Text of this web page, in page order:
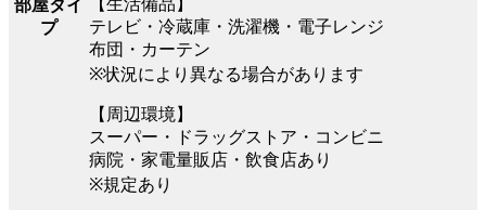
部屋タイ
プ
テレビ・冷蔵庫・洗濯機・電子レンジ
布団・カーテン
※状況により異なる場合があります
【周辺環境】
スーパー・ドラッグストア・コンビニ
病院・家電量販店・飲食店あり
※規定あり